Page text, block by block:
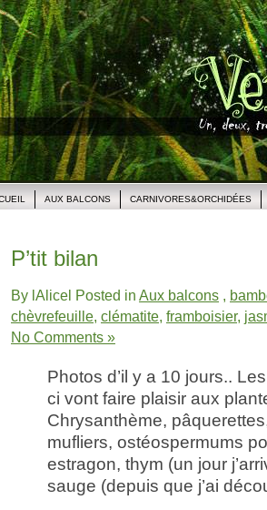
AUX BALCONS CARNIVORES&ORCHIDÉES
P’tit bilan
By lAlicel Posted in Aux balcons ,
chèvrefeuille, clématite, framboisier,
No Comments »
Photos d’il y a 10 jours..
ci vont faire plaisir aux
Chrysanthème,
mufliers, ostéospermums
estragon, thym (un jour
sauge (depuis que j’ai